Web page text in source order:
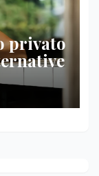
privato